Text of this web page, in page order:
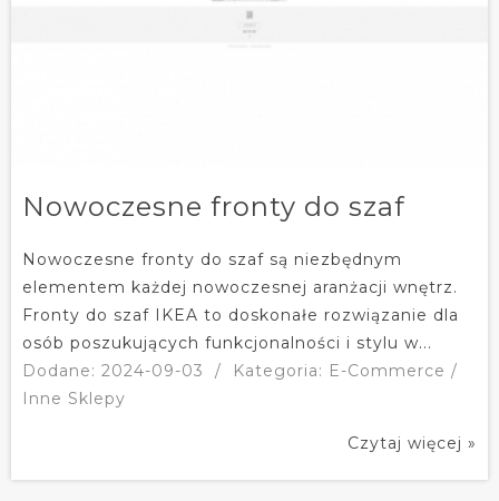
Nowoczesne fronty do szaf
Nowoczesne fronty do szaf są niezbędnym
elementem każdej nowoczesnej aranżacji wnętrz.
Fronty do szaf IKEA to doskonałe rozwiązanie dla
osób poszukujących funkcjonalności i stylu w...
Dodane: 2024-09-03
/
Kategoria: E-Commerce /
Inne Sklepy
Czytaj więcej »